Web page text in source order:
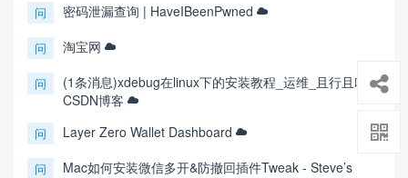
问 密码泄漏查询 | HaveIBeenPwned
问 淘宝网
问
(1条消息)xdebug在linux下的安装教程_运维_且行且吟-
CSDN博客
问 Layer Zero Wallet Dashboard
问
Mac如何安装微信多开&防撤回插件Tweak - Steve’s